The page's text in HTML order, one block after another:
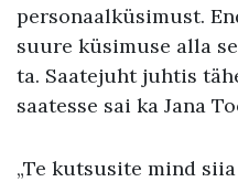
personaalküsimust.
suure küsimuse alla
ta. Saatejuht juhtis
saatesse sai ka Jana
„Te kutsusite mind